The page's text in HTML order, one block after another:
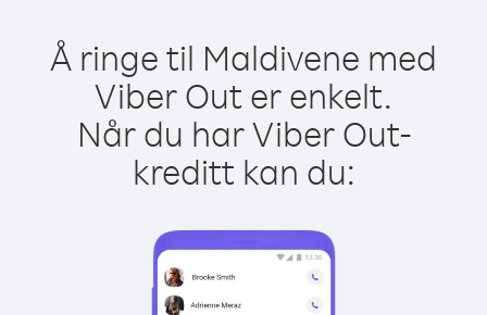
Å ringe til Maldivene med
Viber Out er enkelt.
Når du har Viber Out-
kreditt kan du: